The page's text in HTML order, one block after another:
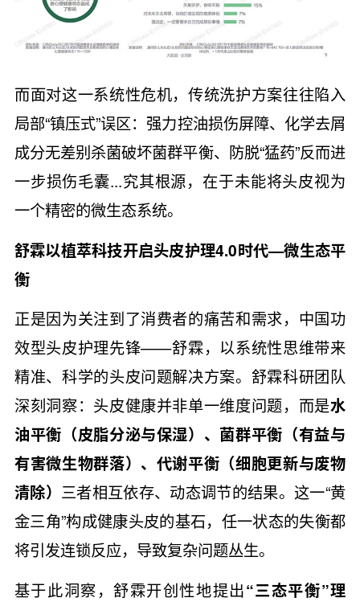
而面对这一系统性危机，传统洗护方案往往陷入
局部“镇压式”误区：强力控油损伤屏障、化学去屑
成分无差别杀菌破坏菌群平衡、防脱“猛药”反而进
一步损伤毛囊...究其根源，在于未能将头皮视为
一个精密的微生态系统。
舒霖以植萃科技开启头皮护理4.0时代—微生态平
衡
正是因为关注到了消费者的痛苦和需求，中国功
效型头皮护理先锋——舒霖，以系统性思维带来
精准、科学的头皮问题解决方案。舒霖科研团队
深刻洞察：头皮健康并非单一维度问题，而是水
油平衡（皮脂分泌与保湿）、菌群平衡（有益与
有害微生物群落）、代谢平衡（细胞更新与废物
清除） 三者相互依存、动态调节的结果。这一“黄
金三角”构成健康头皮的基石，任一状态的失衡都
将引发连锁反应，导致复杂问题丛生。
基于此洞察，舒霖开创性地提出“三态平衡”理